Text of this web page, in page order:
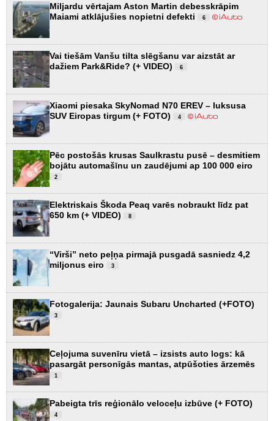
Miljardu vērtajam Aston Martin debesskrāpim
Maiami atklājušies nopietni defekti
6
Vai tiešām Vanšu tilta slēgšanu var aizstāt ar
dažiem Park&Ride? (+ VIDEO)
6
Xiaomi piesaka SkyNomad N70 EREV – luksusa
SUV Eiropas tirgum (+ FOTO)
4
Pēc postošās krusas Saulkrastu pusē – desmitiem
bojātu automašīnu un zaudējumi ap 100 000 eiro
2
Elektriskais Škoda Peaq varēs nobraukt līdz pat
650 km (+ VIDEO)
8
“Virši” neto peļņa pirmajā pusgadā sasniedz 4,2
miljonus eiro
3
Fotogalerija: Jaunais Subaru Uncharted (+FOTO)
3
Ceļojuma suvenīru vietā – izsists auto logs: kā
pasargāt personīgās mantas, atpūšoties ārzemēs
1
Pabeigta trīs reģionālo veloceļu izbūve (+ FOTO)
4